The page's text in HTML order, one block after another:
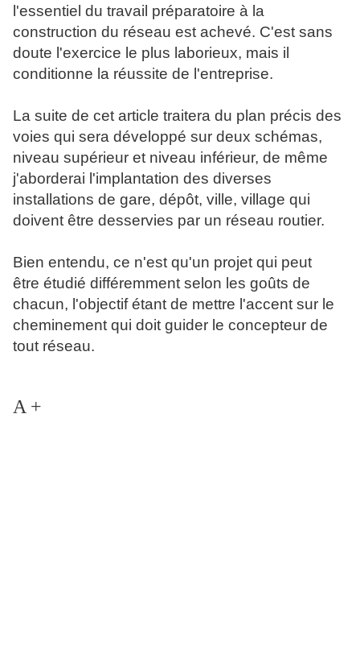
l'essentiel du travail préparatoire à la
construction du réseau est achevé. C'est sans
doute l'exercice le plus laborieux, mais il
conditionne la réussite de l'entreprise.
La suite de cet article traitera du plan précis des
voies qui sera développé sur deux schémas,
niveau supérieur et niveau inférieur, de même
j'aborderai l'implantation des diverses
installations de gare, dépôt, ville, village qui
doivent être desservies par un réseau routier.
Bien entendu, ce n'est qu'un projet qui peut
être étudié différemment selon les goûts de
chacun, l'objectif étant de mettre l'accent sur le
cheminement qui doit guider le concepteur de
tout réseau.
A +